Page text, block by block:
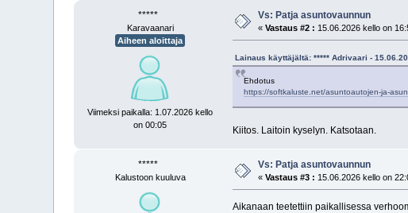
*****
Karavaanari
Aiheen aloittaja
Viimeksi paikalla: 1.07.2026 kello
on 00:05
Vs: Patja asuntovaunnun
«Vastaus #2 : 15.06.2026 kello on
Lainaus käyttäjältä: ***** Adrivaari -
Ehdotus
https://softkaluste.net/asuntoautojen-ja-
Kiitos. Laitoin kyselyn. Katsotaan.
*****
Kalustoon kuuluva
Vs: Patja asuntovaunnun
«Vastaus #3 : 15.06.2026 kello on
Aikanaan teetettiin paikallisessa